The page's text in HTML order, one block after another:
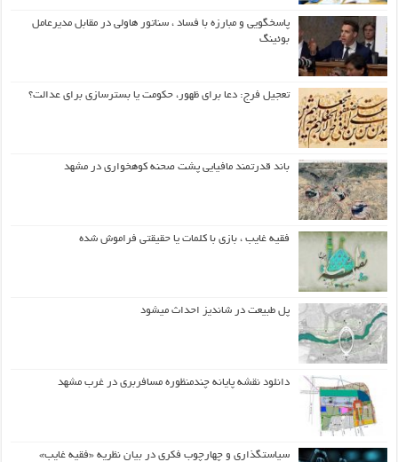
پاسخگویی و مبارزه با فساد ، سناتور هاولی در مقابل مدیرعامل
بوئینگ
تعجیل فرج: دعا برای ظهور، حکومت یا بسترسازی برای عدالت؟
باند قدرتمند مافیایی پشت صحنه کوهخواری در مشهد
فقیه غایب ، بازی با کلمات یا حقیقتی فراموش شده
پل طبیعت در شاندیز احداث میشود
دانلود نقشه پایانه چندمنظوره مسافربری در غرب مشهد
سیاستگذاری و چهارچوب فکری در بیان نظریه «فقیه غایب»